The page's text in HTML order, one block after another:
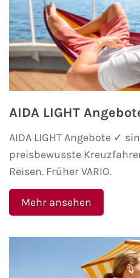
AIDA LIGHT
AIDA LIGHT Angebote ✓
preisbewusste
Reisen. Früher VARIO.
Mehr ansehen